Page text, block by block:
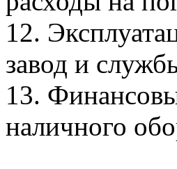
12.
завод и
13.
наличного